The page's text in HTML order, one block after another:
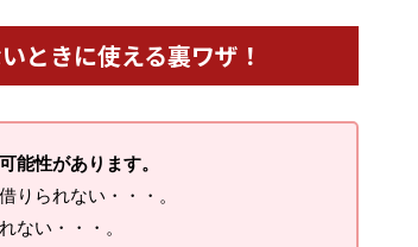
ときに使える裏ワザ！
能性があります。
りられない・・・。
ない・・・。